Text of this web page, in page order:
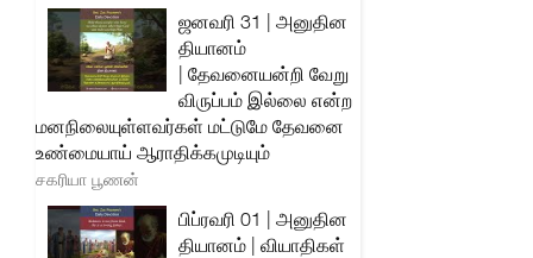
ஜனவரி 31 | அனுதின
தியானம்
| தேவனையன்றி வேறு
விருப்பம் இல்லை என்ற
மனநிலையுள்ளவர்கள் மட்டுமே தேவனை
உண்மையாய் ஆராதிக்கமுடியும்
சகரியா பூணன்
பிப்ரவரி 01 | அனுதின
தியானம் | வியாதிகள்